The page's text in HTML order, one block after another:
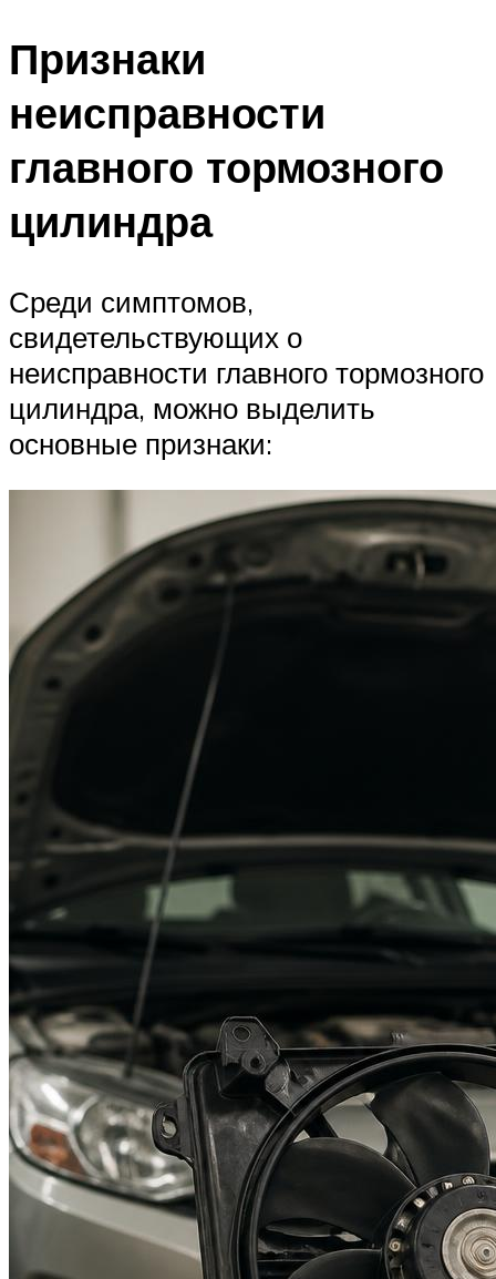
Признаки
неисправности
главного тормозного
цилиндра
Среди симптомов,
свидетельствующих о
неисправности главного тормозного
цилиндра, можно выделить
основные признаки: